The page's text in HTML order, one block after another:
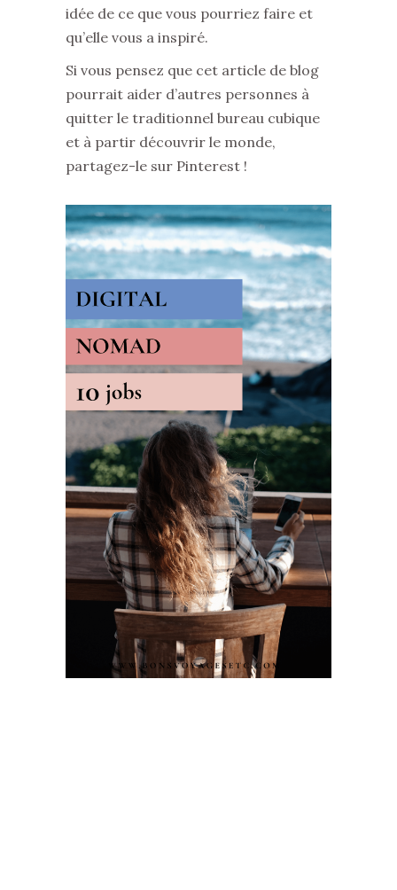
idée de ce que vous pourriez faire et
qu’elle vous a inspiré.
Si vous pensez que cet article de blog
pourrait aider d’autres personnes à
quitter le traditionnel bureau cubique
et à partir découvrir le monde,
partagez-le sur Pinterest !